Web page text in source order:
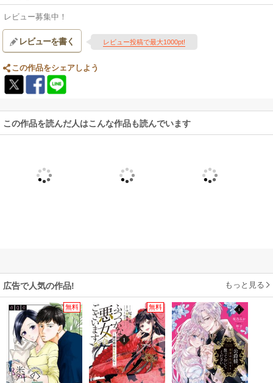
レビュー募集中！
レビューを書く レビュー投稿で最大1000pt!
この作品をシェアしよう
この作品を読んだ人はこんな作品も読んでいます
広告で人気の作品! もっと見る
無料 無料